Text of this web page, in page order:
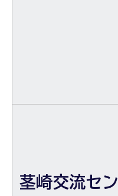
茎崎交流セン